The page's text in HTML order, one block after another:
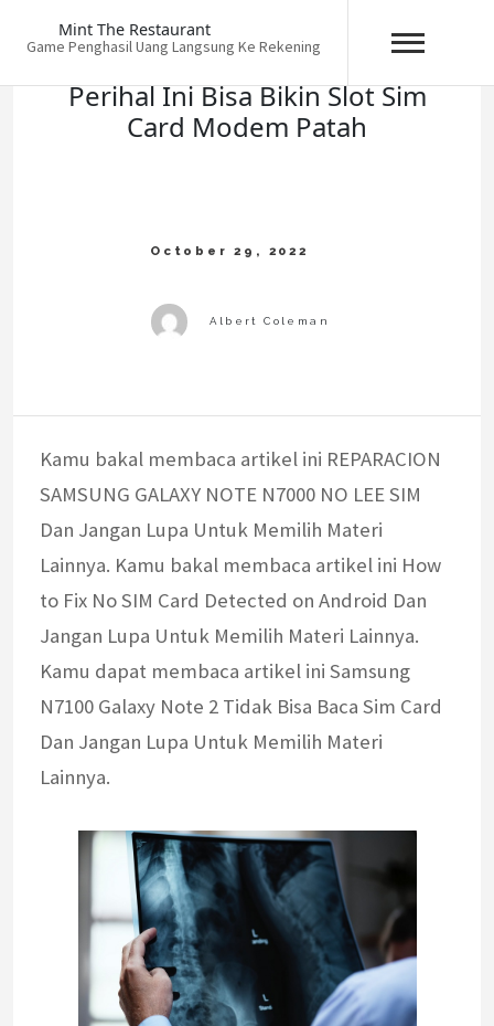
Mint The Restaurant
Game Penghasil Uang Langsung Ke Rekening
Perihal Ini Bisa Bikin Slot Sim
Card Modem Patah
Kamu bakal membaca artikel ini REPARACION
SAMSUNG GALAXY NOTE N7000 NO LEE SIM
Dan Jangan Lupa Untuk Memilih Materi
Lainnya. Kamu bakal membaca artikel ini How
to Fix No SIM Card Detected on Android Dan
Jangan Lupa Untuk Memilih Materi Lainnya.
Kamu dapat membaca artikel ini Samsung
N7100 Galaxy Note 2 Tidak Bisa Baca Sim Card
Dan Jangan Lupa Untuk Memilih Materi
Lainnya.